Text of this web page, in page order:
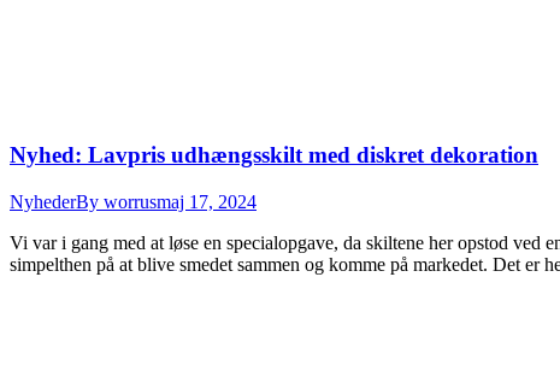
Nyhed: Lavpris udhængsskilt med diskret dekoration
NyhederBy worrusmaj 17, 2024
Vi var i gang med at løse en specialopgave, da skiltene her opstod
simpelthen på at blive smedet sammen og komme på markedet. Det er